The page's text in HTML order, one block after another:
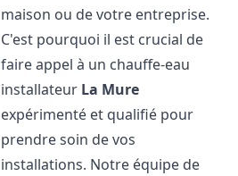
maison ou de votre entreprise.
C'est pourquoi il est crucial de
faire appel à un chauffe-eau
installateur La Mure
expérimenté et qualifié pour
prendre soin de vos
installations. Notre équipe de